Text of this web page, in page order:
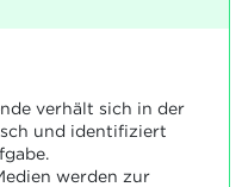
verhält sich in der
und identifiziert
werden zur